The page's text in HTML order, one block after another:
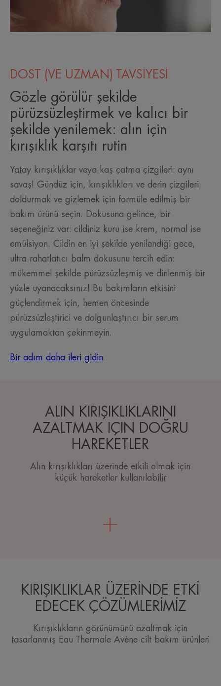
DOST (VE UZMAN) TAVSİYESİ
Gözle görülür şekilde
pürüzsüzleştirmek ve kalıcı bir
şekilde yenilemek: alın için
kırışıklık karşıtı rutin
Yatay kırışıklıklar veya kaş çatma çizgileri: aynı
savaş! Gündüz için, kırışıklıkları ve derin çizgileri
doldurmak ve gizlemek için formüle edilmiş bir
bakım ürünü seçin. Dokusuna gelince, bir
seçeneğiniz var: cildiniz kuru ise krem, normal ise
emülsiyon. Cildin en iyi şekilde yenilendiği gece,
ultra rahatlatıcı balm dokusunu tercih edin:
mükemmel şekilde pürüzsüzleşmiş ve dinlenmiş bir
yüzle uyanacaksınız! Bu bakımların etkisini
güçlendirmek için, hemen öncesinde
pürüzsüzleştirici ve dolgunlaştırıcı bir serum
uygulamaktan çekinmeyin.
Bir adım daha ileri gidin
ALIN KIRIŞIKLIKLARINI
AZALTMAK IÇIN DOĞRU
HAREKETLER
Alın kırışıklıkları üzerinde etkili olmak için
küçük hareketler kullanılabilir
KIRIŞIKLIKLAR ÜZERİNDE ETKİ
EDECEK ÇÖZÜMLERİMİZ
Kırışıklıkların görünümünü azaltmak için
tasarlanmış Eau Thermale Avène cilt bakım ürünleri